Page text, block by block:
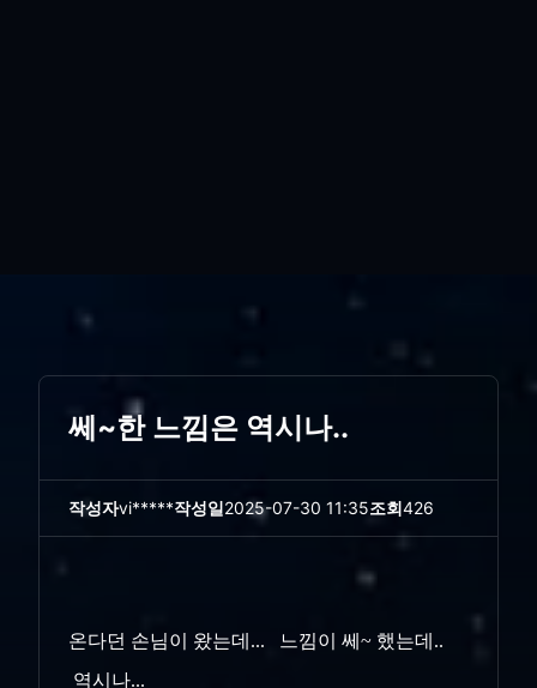
쎄~한 느낌은 역시나..
작성자vi*****작성일2025-07-30 11:35조회426
온다던 손님이 왔는데... 느낌이 쎄~ 했는데..
역시나...